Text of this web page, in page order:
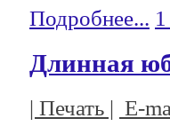
Подробнее...
Длинная
| Печать | E-